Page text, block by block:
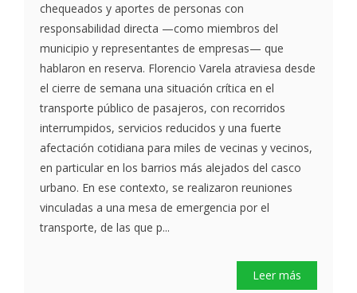
chequeados y aportes de personas con
responsabilidad directa —como miembros del
municipio y representantes de empresas— que
hablaron en reserva. Florencio Varela atraviesa desde
el cierre de semana una situación crítica en el
transporte público de pasajeros, con recorridos
interrumpidos, servicios reducidos y una fuerte
afectación cotidiana para miles de vecinas y vecinos,
en particular en los barrios más alejados del casco
urbano. En ese contexto, se realizaron reuniones
vinculadas a una mesa de emergencia por el
transporte, de las que p...
Leer más